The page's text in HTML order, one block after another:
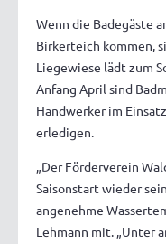
Wenn die Badegäste
Birkerteich kommen,
Liegewiese lädt zum
Anfang April sind
Handwerker im
erledigen.
„Der Förderverein
Saisonstart wieder
angenehme
Lehmann mit. „Unter